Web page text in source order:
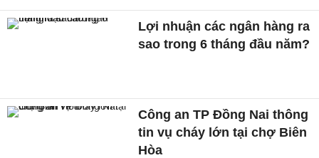
Lợi nhuận các ngân hàng ra
sao trong 6 tháng đầu năm?
Công an TP Đồng Nai thông
tin vụ cháy lớn tại chợ Biên
Hòa